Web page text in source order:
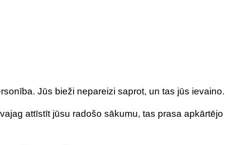
Jūs bieži nepareizi saprot, un tas jūs ievaino.
attīstīt jūsu radošo sākumu, tas prasa apkārtējo